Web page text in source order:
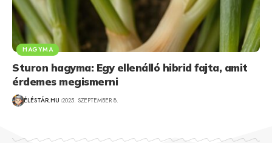
HAGYMA
Sturon hagyma: Egy ellenálló hibrid fajta, amit
érdemes megismerni
ÉLÉSTÁR.HU 2025. SZEPTEMBER 8.